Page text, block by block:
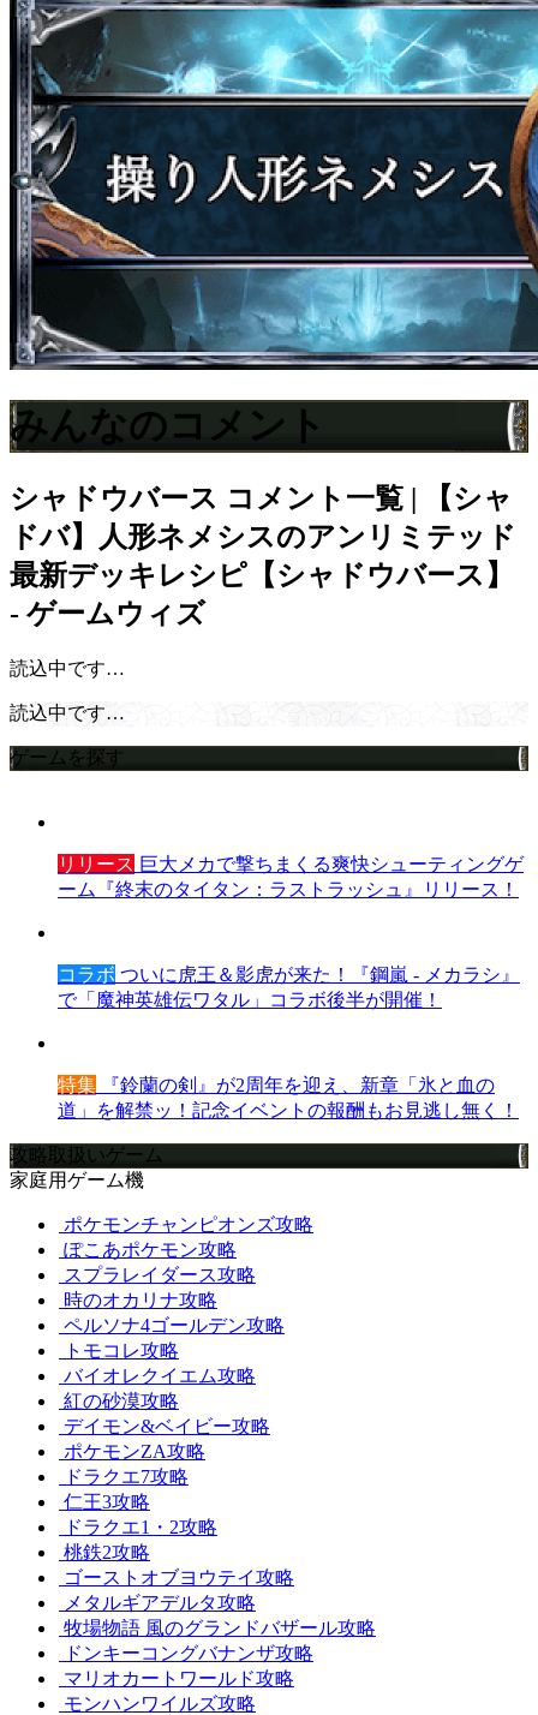
みんなのコメント
シャドウバース コメント一覧 | 【シャ
ドバ】人形ネメシスのアンリミテッド
最新デッキレシピ【シャドウバース】
- ゲームウィズ
読込中です…
読込中です…
ゲームを探す
リリース 巨大メカで撃ちまくる爽快シューティングゲ
ーム『終末のタイタン：ラストラッシュ』リリース！
コラボ ついに虎王＆影虎が来た！『鋼嵐 - メカラシ』
で「魔神英雄伝ワタル」コラボ後半が開催！
特集 『鈴蘭の剣』が2周年を迎え、新章「氷と血の
道」を解禁ッ！記念イベントの報酬もお見逃し無く！
攻略取扱いゲーム
家庭用ゲーム機
ポケモンチャンピオンズ攻略
ぽこあポケモン攻略
スプラレイダース攻略
時のオカリナ攻略
ペルソナ4ゴールデン攻略
トモコレ攻略
バイオレクイエム攻略
紅の砂漠攻略
デイモン&ベイビー攻略
ポケモンZA攻略
ドラクエ7攻略
仁王3攻略
ドラクエ1・2攻略
桃鉄2攻略
ゴーストオブヨウテイ攻略
メタルギアデルタ攻略
牧場物語 風のグランドバザール攻略
ドンキーコングバナンザ攻略
マリオカートワールド攻略
モンハンワイルズ攻略